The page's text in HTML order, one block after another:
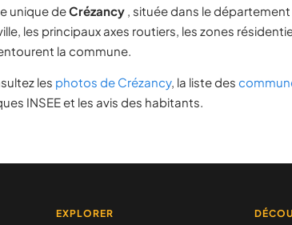
unique deCrézancy , située dans le département
les principaux axes routiers, les zones
la commune.
les photos de Crézancy, la liste des
INSEE et les avis des habitants.
EXPLORER